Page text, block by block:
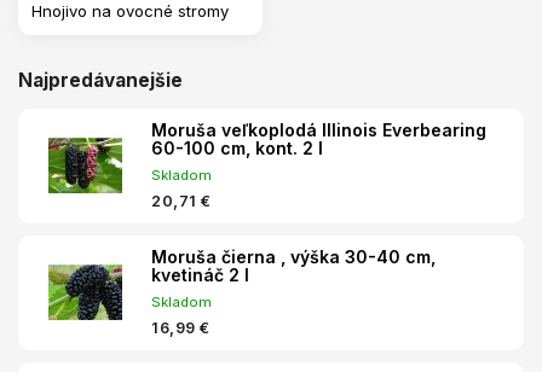
Hnojivo na ovocné stromy
Najpredávanejšie
Moruša veľkoplodá Illinois Everbearing
60-100 cm, kont. 2 l
Skladom
20,71 €
Moruša čierna , výška 30-40 cm,
kvetináč 2 l
Skladom
16,99 €